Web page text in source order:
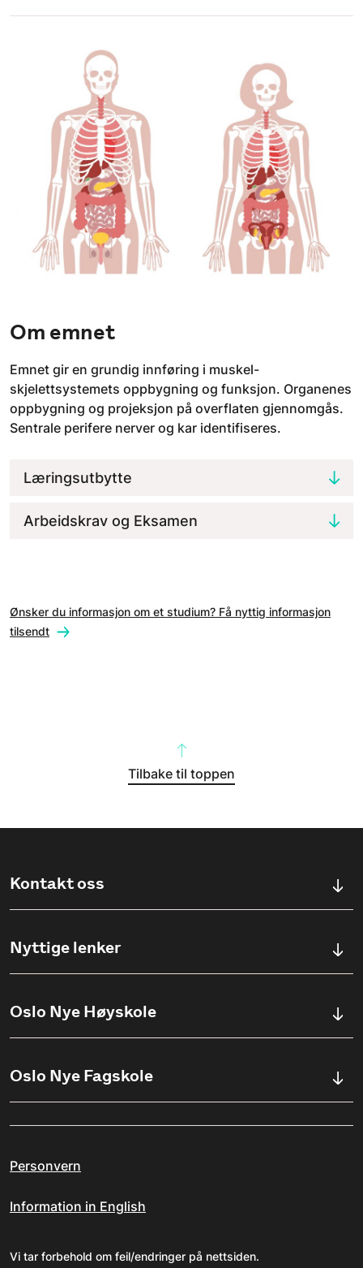
Om emnet
Emnet gir en grundig innføring i muskel-
skjelettsystemets oppbygning og funksjon. Organenes
oppbygning og projeksjon på overflaten gjennomgås.
Sentrale perifere nerver og kar identifiseres.
Læringsutbytte
Arbeidskrav og Eksamen
Ønsker du informasjon om et studium? Få nyttig informasjon
tilsendt
Tilbake til toppen
Kontakt oss
Ullevålsveien 76, 0454 OSLO
(+47) 23 23 38 20
Nyttige lenker
Søknadsinfo
Pensumlister
Aktuelt
Arrangementer
Erasmus+
Oslo Nye Høyskole
Institutter
Oslo Nye Fagskole
Om Fagskolen
Kvalitetsarbeid ved ONF
Personvernerklæring for ONF
Personvern
Information in English
Vi tar forbehold om feil/endringer på nettsiden.